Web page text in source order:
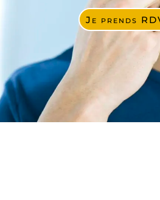
Je prends